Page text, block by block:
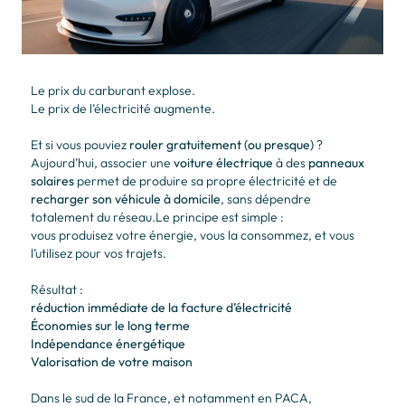
Le prix du carburant explose.
Le prix de l’électricité augmente.
Et si vous pouviez rouler gratuitement (ou presque)?
Aujourd’hui, associer une voiture électrique à des panneaux
solaires permet de produire sa propre électricité et de
recharger son véhicule à domicile, sans dépendre
totalement du réseau.Le principe est simple :
vous produisez votre énergie, vous la consommez, et vous
l’utilisez pour vos trajets.
Résultat :
réduction immédiate de la facture d’électricité
Économies sur le long terme
Indépendance énergétique
Valorisation de votre maison
Dans le sud de la France, et notamment en PACA,